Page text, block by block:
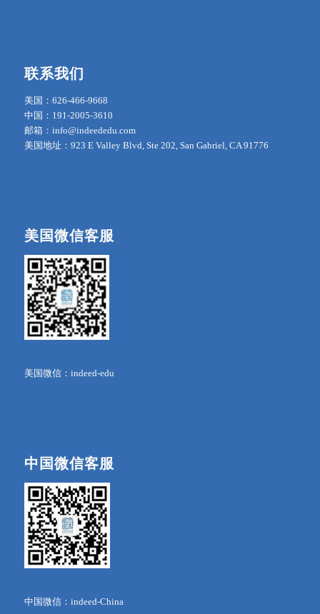
联系我们
美国：626-466-9668
中国：191-2005-3610
邮箱：info@indeededu.com
美国地址：923 E Valley Blvd, Ste 202, San Gabriel, CA 91776
美国微信客服
美国微信：indeed-edu
中国微信客服
中国微信：indeed-China